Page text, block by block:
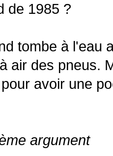
de 1985 ?
tombe à l'eau
air des pneus.
avoir une
argument